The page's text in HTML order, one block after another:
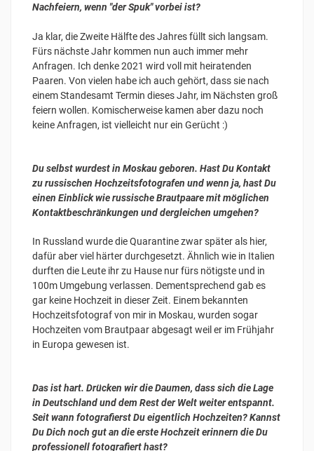
Nachfeiern, wenn "der Spuk" vorbei ist?
Ja klar, die Zweite Hälfte des Jahres füllt sich langsam.
Fürs nächste Jahr kommen nun auch immer mehr
Anfragen. Ich denke 2021 wird voll mit heiratenden
Paaren. Von vielen habe ich auch gehört, dass sie nach
einem Standesamt Termin dieses Jahr, im Nächsten groß
feiern wollen. Komischerweise kamen aber dazu noch
keine Anfragen, ist vielleicht nur ein Gerücht :)
Du selbst wurdest in Moskau geboren. Hast Du Kontakt
zu russischen Hochzeitsfotografen und wenn ja, hast Du
einen Einblick wie russische Brautpaare mit möglichen
Kontaktbeschränkungen und dergleichen umgehen?
In Russland wurde die Quarantine zwar später als hier,
dafür aber viel härter durchgesetzt. Ähnlich wie in Italien
durften die Leute ihr zu Hause nur fürs nötigste und in
100m Umgebung verlassen. Dementsprechend gab es
gar keine Hochzeit in dieser Zeit. Einem bekannten
Hochzeitsfotograf von mir in Moskau, wurden sogar
Hochzeiten vom Brautpaar abgesagt weil er im Frühjahr
in Europa gewesen ist.
Das ist hart. Drücken wir die Daumen, dass sich die Lage
in Deutschland und dem Rest der Welt weiter entspannt.
Seit wann fotografierst Du eigentlich Hochzeiten? Kannst
Du Dich noch gut an die erste Hochzeit erinnern die Du
professionell fotografiert hast?